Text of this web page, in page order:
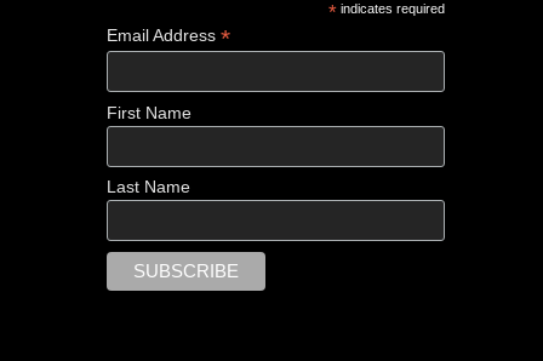
* indicates required
Email Address *
First Name
Last Name